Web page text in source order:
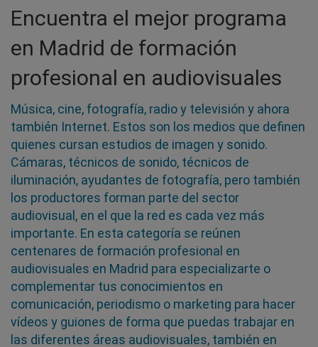
Encuentra el mejor programa
en Madrid de formación
profesional en audiovisuales
Música, cine, fotografía, radio y televisión y ahora
también Internet. Estos son los medios que definen
quienes cursan estudios de imagen y sonido.
Cámaras, técnicos de sonido, técnicos de
iluminación, ayudantes de fotografía, pero también
los productores forman parte del sector
audiovisual, en el que la red es cada vez más
importante. En esta categoría se reúnen
centenares de formación profesional en
audiovisuales en Madrid para especializarte o
complementar tus conocimientos en
comunicación, periodismo o marketing para hacer
vídeos y guiones de forma que puedas trabajar en
las diferentes áreas audiovisuales, también en